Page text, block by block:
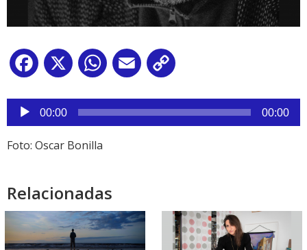
Facebook
X WhatsApp
Email
Reproductor
audio
00:00 00:00
Foto: Oscar Bonilla
Relacionadas